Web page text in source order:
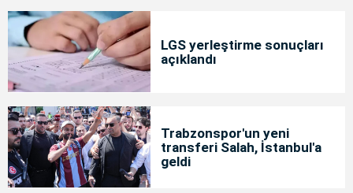
LGS yerleştirme sonuçları
açıklandı
Trabzonspor'un yeni
transferi Salah, İstanbul'a
geldi